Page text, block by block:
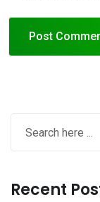
Recent